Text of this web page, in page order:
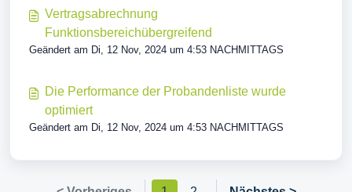
Vertragsabrechnung
Funktionsbereichübergreifend
Geändert am Di, 12 Nov, 2024 um 4:53 NACHMITTAGS
Die Performance der Probandenliste wurde
optimiert
Geändert am Di, 12 Nov, 2024 um 4:53 NACHMITTAGS